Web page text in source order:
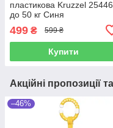
пластикова Kruzzel 25446
до 50 кг Синя
499 ₴ 599 ₴
Купити
Акційні пропозиції
–46%